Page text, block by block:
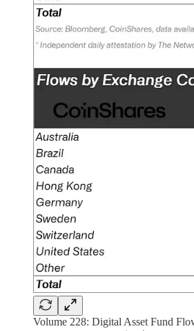
Volume 228: Digital Asset Fund